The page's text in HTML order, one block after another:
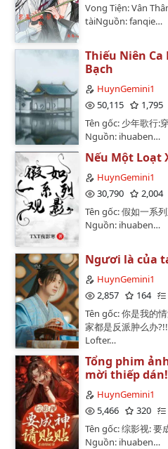
Vong Tiện: Vân
tàiNguồn: fanqie…
Thiếu Niên
Bạch
HuynGemini1
50,115
1,795
Tên gốc: 少年歌行:
Nguồn: ihuaben…
Nếu Một Loạt
HuynGemini1
30,790
2,004
Tên gốc: 假如一系
Nguồn: ihuaben…
Ngươi là của
HuynGemini1
2,857
164
Tên gốc: 你是我的
家都是反派肿么办
Lofter…
Tổng phim
mời thiếp dán!
HuynGemini1
5,466
320
Tên gốc: 综影视: 要
Nguồn: ihuaben…